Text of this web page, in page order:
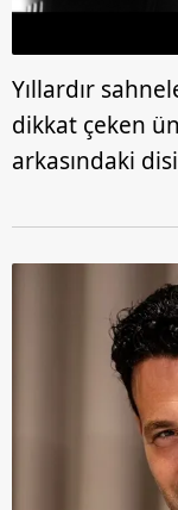
Yıllardır
dikkat çeken
arkasındaki